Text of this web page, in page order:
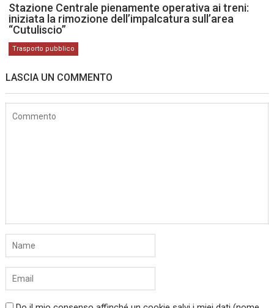
Stazione Centrale pienamente operativa ai treni:
iniziata la rimozione dell’impalcatura sull’area
“Cutuliscio”
Trasporto pubblico
LASCIA UN COMMENTO